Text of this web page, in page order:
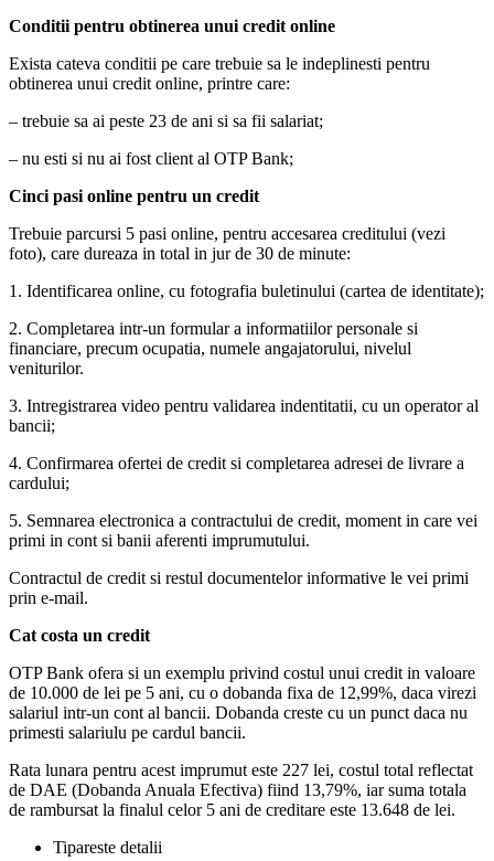
Conditii pentru obtinerea unui credit online
Exista cateva conditii pe care trebuie sa le indeplinesti pentru
obtinerea unui credit online, printre care:
– trebuie sa ai peste 23 de ani si sa fii salariat;
– nu esti si nu ai fost client al OTP Bank;
Cinci pasi online pentru un credit
Trebuie parcursi 5 pasi online, pentru accesarea creditului (vezi
foto), care dureaza in total in jur de 30 de minute:
1. Identificarea online, cu fotografia buletinului (cartea de identitate);
2. Completarea intr-un formular a informatiilor personale si
financiare, precum ocupatia, numele angajatorului, nivelul
veniturilor.
3. Intregistrarea video pentru validarea indentitatii, cu un operator al
bancii;
4. Confirmarea ofertei de credit si completarea adresei de livrare a
cardului;
5. Semnarea electronica a contractului de credit, moment in care vei
primi in cont si banii aferenti imprumutului.
Contractul de credit si restul documentelor informative le vei primi
prin e-mail.
Cat costa un credit
OTP Bank ofera si un exemplu privind costul unui credit in valoare
de 10.000 de lei pe 5 ani, cu o dobanda fixa de 12,99%, daca virezi
salariul intr-un cont al bancii. Dobanda creste cu un punct daca nu
primesti salariulu pe cardul bancii.
Rata lunara pentru acest imprumut este 227 lei, costul total reflectat
de DAE (Dobanda Anuala Efectiva) fiind 13,79%, iar suma totala
de rambursat la finalul celor 5 ani de creditare este 13.648 de lei.
Tipareste detalii